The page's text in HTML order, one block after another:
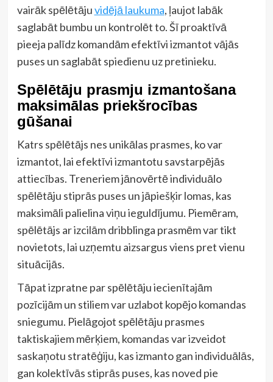
vairāk spēlētājuvidējā laukuma, ļaujot labāk
saglabāt bumbu un kontrolēt to. Šī proaktīvā
pieeja palīdz komandām efektīvi izmantot vājās
puses un saglabāt spiedienu uz pretinieku.
Spēlētāju prasmju izmantošana
maksimālas priekšrocības
gūšanai
Katrs spēlētājs nes unikālas prasmes, ko var
izmantot, lai efektīvi izmantotu savstarpējās
attiecības. Treneriem jānovērtē individuālo
spēlētāju stiprās puses un jāpiešķir lomas, kas
maksimāli palielina viņu ieguldījumu. Piemēram,
spēlētājs ar izcilām dribblinga prasmēm var tikt
novietots, lai uzņemtu aizsargus viens pret vienu
situācijās.
Tāpat izpratne par spēlētāju iecienītajām
pozīcijām un stiliem var uzlabot kopējo komandas
sniegumu. Pielāgojot spēlētāju prasmes
taktiskajiem mērķiem, komandas var izveidot
saskaņotu stratēģiju, kas izmanto gan individuālās,
gan kolektīvās stiprās puses, kas noved pie